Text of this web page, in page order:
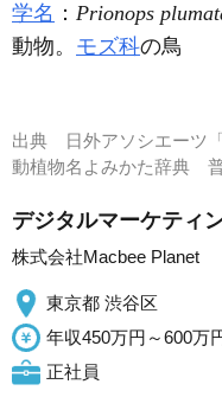
学名 ： Prionops
動物。 モズ科の鳥
出典
日外アソシエーツ
動植物名よみかた辞典
デジタルマーケティ
株式会社Macbee Planet
東京都 渋谷区
年収450万円～600万
正社員